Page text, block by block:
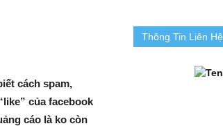
cách spam,
của facebook
cáo là ko còn
Thông Tin Liên Hệ